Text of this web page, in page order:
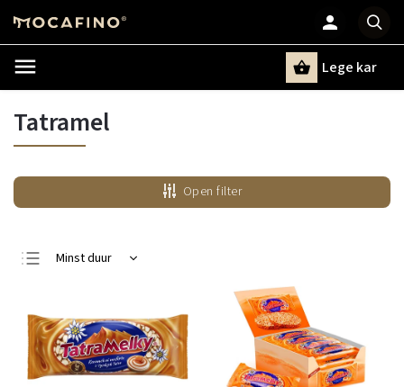
Lege kar
Tatramel
Open filter
Minst duur
Bestsellers
Alfabetisch